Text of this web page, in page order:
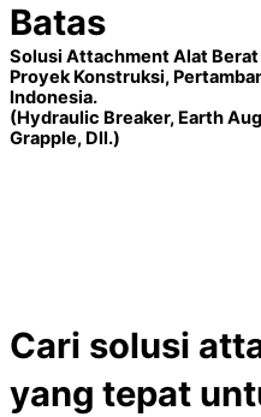
Batas
Solusi Attachment Alat
Proyek Konstruksi,
Indonesia.
(Hydraulic Breaker, Earth
Grapple, Dll.)
Cari solusi
yang tepat